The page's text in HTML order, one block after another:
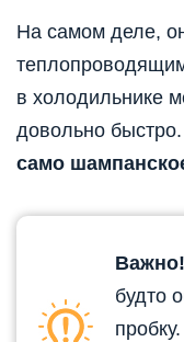
На самом деле,
в холодильнике
довольно
само
Важно!
будто